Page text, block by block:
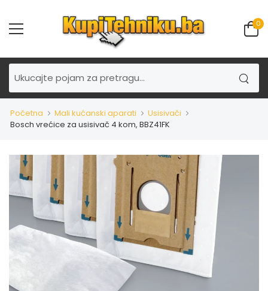
0
Početna Mali kućanski aparati
Usisivači
Bosch vrećice za usisivač 4 kom, BBZ41FK